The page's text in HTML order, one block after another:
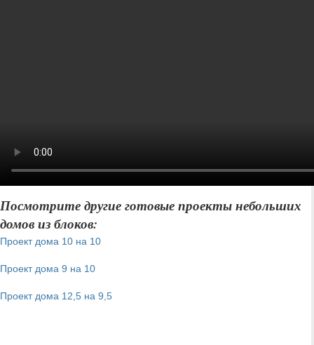
Посмотрите другие готовые проекты небольших
домов из блоков:
Проект дома 10 на 10
Проект дома 9 на 10
Проект дома 12,5 на 9,5